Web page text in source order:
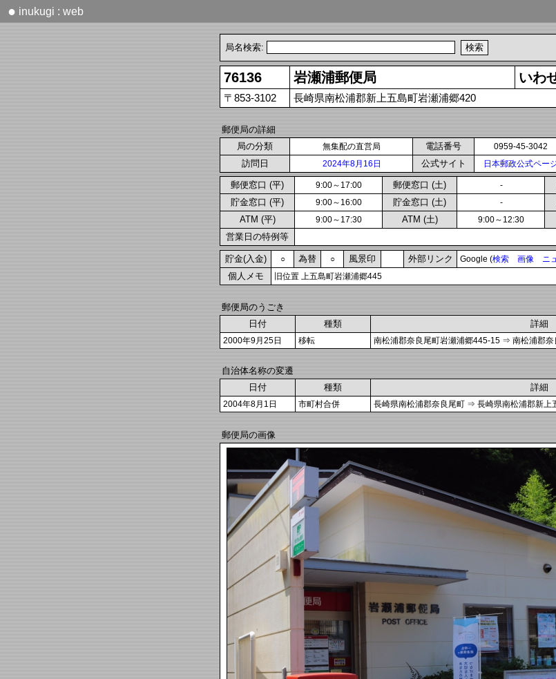
● inukugi : web
局名検索:
76136 岩瀬浦郵便局 いわ
〒853-3102 長崎県南松浦郡新上五島町岩瀬浦郷420
郵便局の詳細
局の分類
無集配の直営局 電話番号 0959-45-3042
訪問日 2024年8月16日 公式サイト 日本郵政公式ペー
郵便窓口 (平) 9:00～17:00 郵便窓口 (土) -
貯金窓口 (平) 9:00～16:00 貯金窓口 (土) -
ATM (平) 9:00～17:30 ATM (土) 9:00～12:30
営業日の特例等
貯金(入金) ○ 為替 ○ 風景印 外部リンク Google (検索 画像 ニ
個人メモ 旧位置 上五島町岩瀬浦郷445
郵便局のうごき
日付
種類 詳細
2000年9月25日 移転 南松浦郡奈良尾町岩瀬浦郷445-15 ⇒ 南松浦郡
自治体名称の変遷
日付
種類 詳細
2004年8月1日 市町村合併 長崎県南松浦郡奈良尾町 ⇒ 長崎県南松浦郡新上
郵便局の画像